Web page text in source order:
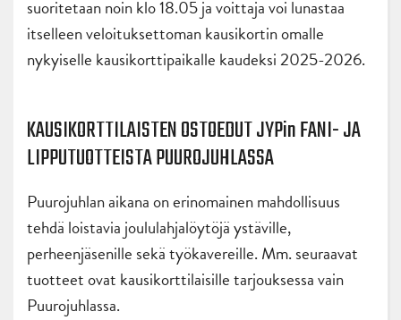
suoritetaan noin klo 18.05 ja voittaja voi lunastaa
itselleen veloituksettoman kausikortin omalle
nykyiselle kausikorttipaikalle kaudeksi 2025-2026.
KAUSIKORTTILAISTEN OSTOEDUT JYPin FANI- JA
LIPPUTUOTTEISTA PUUROJUHLASSA
Puurojuhlan aikana on erinomainen mahdollisuus
tehdä loistavia joululahjalöytöjä ystäville,
perheenjäsenille sekä työkavereille. Mm. seuraavat
tuotteet ovat kausikorttilaisille tarjouksessa vain
Puurojuhlassa.